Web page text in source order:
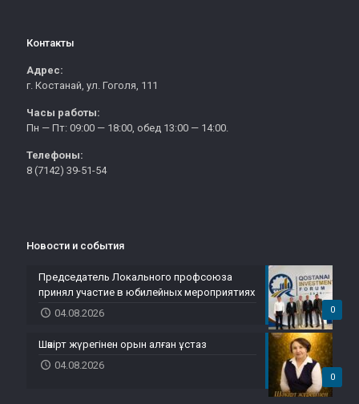
Контакты
Адрес:
г. Костанай, ул. Гоголя, 111
Часы работы:
Пн — Пт: 09:00 — 18:00, обед 13:00 — 14:00.
Телефоны:
8 (7142) 39-51-54
Новости и события
0
Председатель Локального профсоюза
принял участие в юбилейных мероприятиях
04.08.2026
0
Шәкірт жүрегінен орын алған ұстаз
04.08.2026